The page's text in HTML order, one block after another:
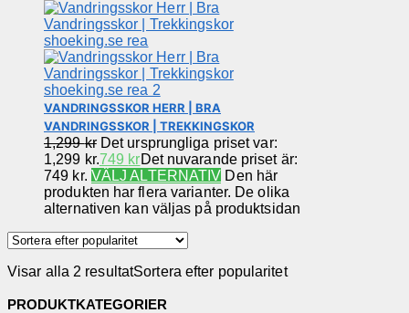
VANDRINGSSKOR HERR | BRA
VANDRINGSSKOR | TREKKINGSKOR
1,299kr Det ursprungliga priset var:
1,299 kr.749 krDet nuvarande priset är:
749 kr. VÄLJ ALTERNATIV Den här
produkten har flera varianter. De olika
alternativen kan väljas på produktsidan
Visar alla 2 resultatSortera efter popularitet
PRODUKTKATEGORIER